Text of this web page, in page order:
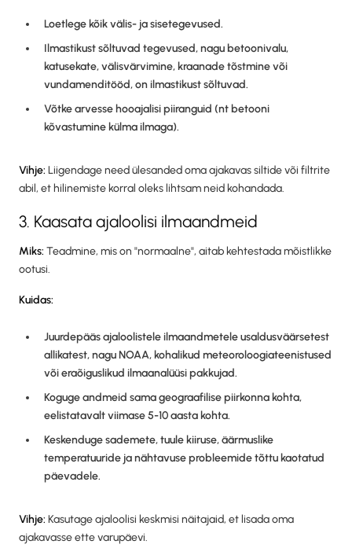
Loetlege kõik välis- ja sisetegevused.
Ilmastikust sõltuvad tegevused, nagu betoonivalu,
katusekate, välisvärvimine, kraanade tõstmine või
vundamenditööd, on ilmastikust sõltuvad.
Võtke arvesse hooajalisi piiranguid (nt betooni
kõvastumine külma ilmaga).
Vihje: Liigendage need ülesanded oma ajakavas siltide või filtrite
abil, et hilinemiste korral oleks lihtsam neid kohandada.
3. Kaasata ajaloolisi ilmaandmeid
Miks: Teadmine, mis on "normaalne", aitab kehtestada mõistlikke
ootusi.
Kuidas:
Juurdepääs ajaloolistele ilmaandmetele usaldusväärsetest
allikatest, nagu NOAA, kohalikud meteoroloogiateenistused
või eraõiguslikud ilmaanalüüsi pakkujad.
Koguge andmeid sama geograafilise piirkonna kohta,
eelistatavalt viimase 5-10 aasta kohta.
Keskenduge sademete, tuule kiiruse, äärmuslike
temperatuuride ja nähtavuse probleemide tõttu kaotatud
päevadele.
Vihje: Kasutage ajaloolisi keskmisi näitajaid, et lisada oma
ajakavasse ette varupäevi.